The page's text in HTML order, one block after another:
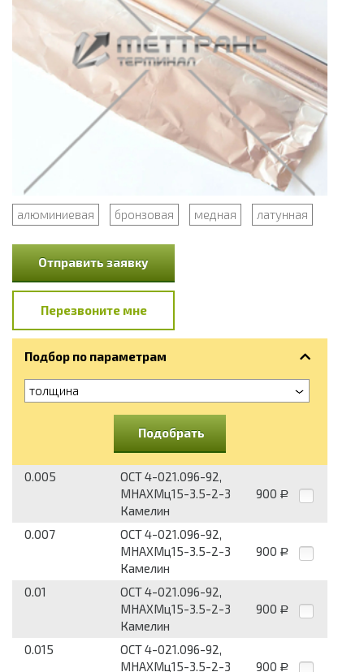
алюминиевая бронзовая медная латунная
Отправить заявку
Перезвоните мне
Подбор по параметрам
толщина
Подобрать
0.005
ОСТ 4-021.096-92,
МНАХМц15-3.5-2-3
Камелин
900 Р
0.007
ОСТ 4-021.096-92,
МНАХМц15-3.5-2-3
Камелин
900 Р
0.01
ОСТ 4-021.096-92,
МНАХМц15-3.5-2-3
Камелин
900 Р
0.015
ОСТ 4-021.096-92,
МНАХМц15-3.5-2-3
900 Р